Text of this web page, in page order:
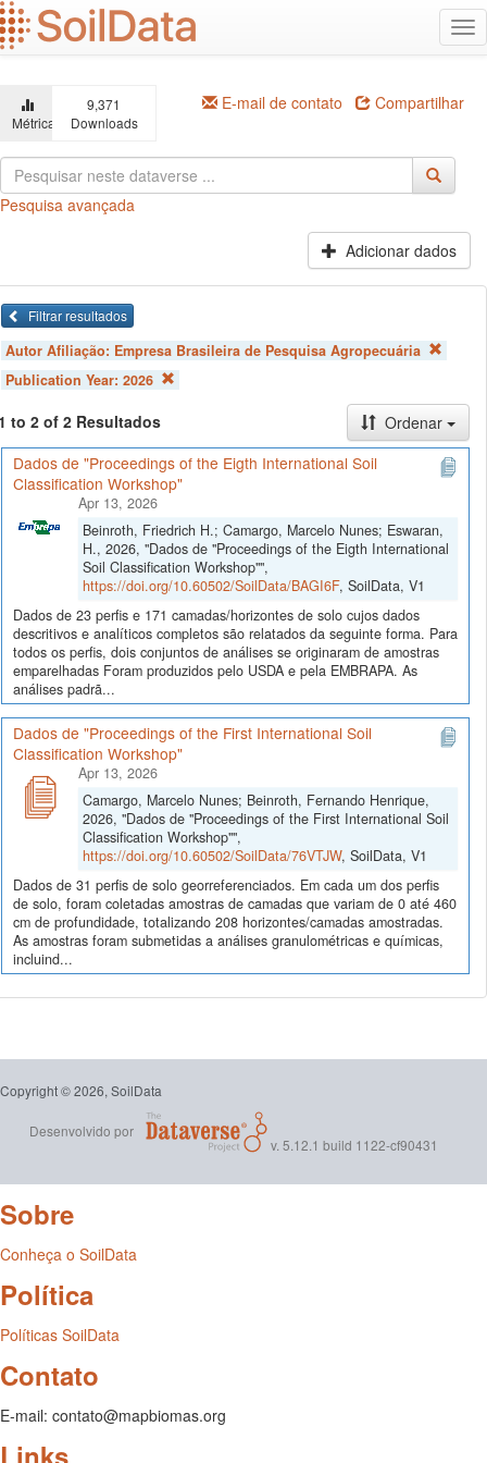
Ir
para
o
principal
Métricas
9,371
Downloads
E-mail de contato Compartilhar
Pesquisa avançada
Adicionar dados
Filtrar resultados
Autor Afiliação: Empresa Brasileira de Pesquisa Agropecuária
Publication Year: 2026
to 2 of 2 Resultados
Ordenar
Dados de "Proceedings of the Eigth International Soil
Classification Workshop"
Apr 13, 2026
Beinroth, Friedrich H.; Camargo, Marcelo Nunes; Eswaran,
H., 2026, "Dados de "Proceedings of the Eigth International
Soil Classification Workshop"",
https://doi.org/10.60502/SoilData/BAGI6F, SoilData, V1
Dados de 23 perfis e 171 camadas/horizontes de solo cujos dados
descritivos e analíticos completos são relatados da seguinte forma. Para
todos os perfis, dois conjuntos de análises se originaram de amostras
emparelhadas Foram produzidos pelo USDA e pela EMBRAPA. As
análises padrã...
Dados de "Proceedings of the First International Soil
Classification Workshop"
Apr 13, 2026
Camargo, Marcelo Nunes; Beinroth, Fernando Henrique,
2026, "Dados de "Proceedings of the First International Soil
Classification Workshop"",
https://doi.org/10.60502/SoilData/76VTJW, SoilData, V1
Dados de 31 perfis de solo georreferenciados. Em cada um dos perfis
de solo, foram coletadas amostras de camadas que variam de 0 até 460
cm de profundidade, totalizando 208 horizontes/camadas amostradas.
As amostras foram submetidas a análises granulométricas e químicas,
incluind...
Copyright © 2026, SoilData
Desenvolvido por
v. 5.12.1 build 1122-cf90431
Sobre
Conheça o SoilData
Política
Políticas SoilData
Contato
E-mail: contato@mapbiomas.org
Links